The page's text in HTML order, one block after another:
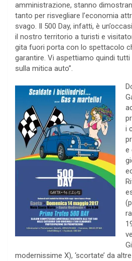
amministrazione, stanno
tanto per risvegliare l’economia
svago. Il 500 Day, infatti, è
il nostro territorio a turisti e
gita fuori porta con lo spettacolo
garantire. Vi aspettiamo quindi tutti
sulla mitica auto”.
i
e
modernissime X), ‘scortate’ da